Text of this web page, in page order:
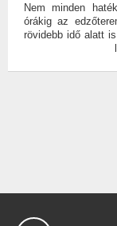
Nem minden
órákig az
rövidebb idő alatt